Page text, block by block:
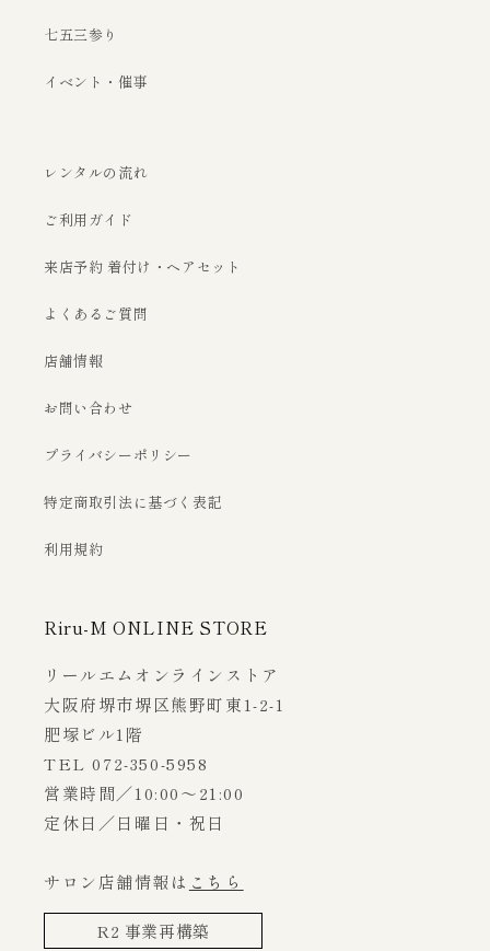
七五三参り
イベント・催事
レンタルの流れ
ご利用ガイド
来店予約 着付け・ヘアセット
よくあるご質問
店舗情報
お問い合わせ
プライバシーポリシー
特定商取引法に基づく表記
利用規約
Riru-M ONLINE STORE
リールエムオンラインストア
大阪府堺市堺区熊野町東1-2-1
肥塚ビル1階
TEL 072-350-5958
営業時間／10:00～21:00
定休日／日曜日・祝日
サロン店舗情報は こちら
R2 事業再構築